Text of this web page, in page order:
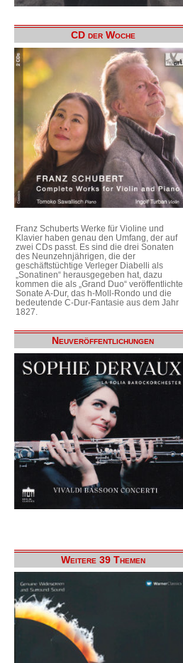
CD der Woche
Franz Schuberts Werke für Violine und
Klavier haben genau den Umfang, der auf
zwei CDs passt. Es sind die drei Sonaten
des Neunzehnjährigen, die der
geschäftstüchtige Verleger Diabelli als
„Sonatinen“ herausgegeben hat, dazu
kommen die als „Grand Duo“ veröffentlichte
Sonate A-Dur, das h-Moll-Rondo und die
bedeutende C-Dur-Fantasie aus dem Jahr
1827.
Neuveröffentlichungen
Weitere 39 Themen